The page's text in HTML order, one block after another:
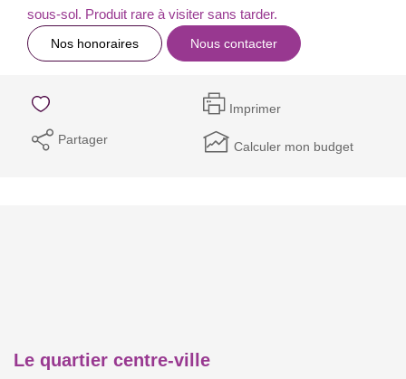
sous-sol. Produit rare à visiter sans tarder.
Nos honoraires Nous contacter
Imprimer
Partager Calculer mon budget
Le quartier centre-ville